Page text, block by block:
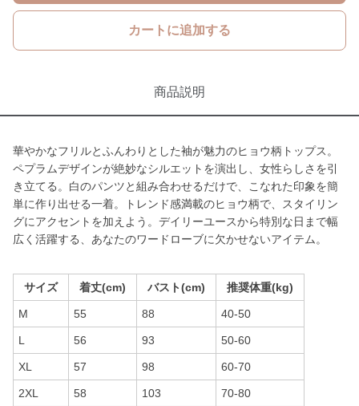
カートに追加する
商品説明
華やかなフリルとふんわりとした袖が魅力のヒョウ柄トップス。
ペプラムデザインが絶妙なシルエットを演出し、女性らしさを引
き立てる。白のパンツと組み合わせるだけで、こなれた印象を簡
単に作り出せる一着。トレンド感満載のヒョウ柄で、スタイリン
グにアクセントを加えよう。デイリーユースから特別な日まで幅
広く活躍する、あなたのワードローブに欠かせないアイテム。
サイズ 着丈(cm) バスト(cm) 推奨体重(kg)
M 55 88 40-50
L 56 93 50-60
XL 57 98 60-70
2XL 58 103 70-80